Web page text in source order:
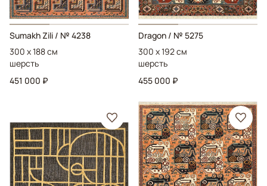
Sumakh Zili / № 4238
300 x 188 см
шерсть
451 000 ₽
Dragon / № 5275
300 x 192 см
шерсть
455 000 ₽